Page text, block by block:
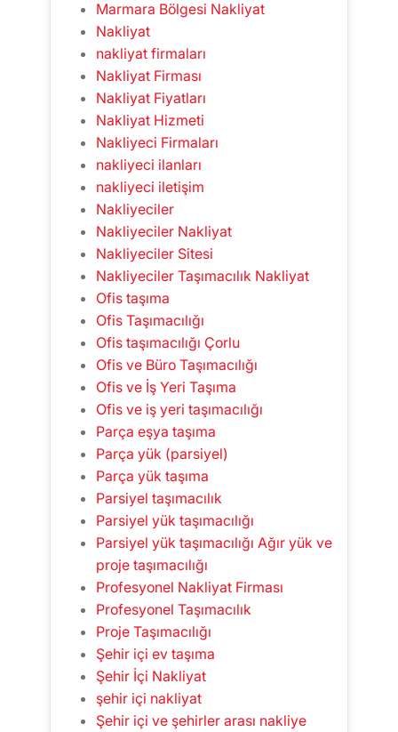
Marmara Bölgesi Nakliyat
Nakliyat
nakliyat firmaları
Nakliyat Firması
Nakliyat Fiyatları
Nakliyat Hizmeti
Nakliyeci Firmaları
nakliyeci ilanları
nakliyeci iletişim
Nakliyeciler
Nakliyeciler Nakliyat
Nakliyeciler Sitesi
Nakliyeciler Taşımacılık Nakliyat
Ofis taşıma
Ofis Taşımacılığı
Ofis taşımacılığı Çorlu
Ofis ve Büro Taşımacılığı
Ofis ve İş Yeri Taşıma
Ofis ve iş yeri taşımacılığı
Parça eşya taşıma
Parça yük (parsiyel)
Parça yük taşıma
Parsiyel taşımacılık
Parsiyel yük taşımacılığı
Parsiyel yük taşımacılığı Ağır yük ve
proje taşımacılığı
Profesyonel Nakliyat Firması
Profesyonel Taşımacılık
Proje Taşımacılığı
Şehir içi ev taşıma
Şehir İçi Nakliyat
şehir içi nakliyat
Şehir içi ve şehirler arası nakliye